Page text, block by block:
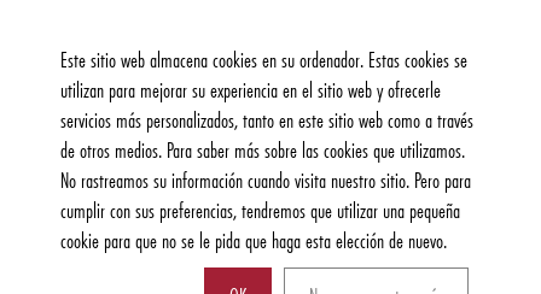
© 2026, Burg Machinefabriek B.V. | Todos los derechos reservados |
| Sitio web:AM Creatie
Este sitio web almacena cookies en su ordenador. Estas cookies se
utilizan para mejorar su experiencia en el sitio web y ofrecerle
servicios más personalizados, tanto en este sitio web como a través
de otros medios. Para saber más sobre las cookies que utilizamos.
No rastreamos su información cuando visita nuestro sitio. Pero para
cumplir con sus preferencias, tendremos que utilizar una pequeña
cookie para que no se le pida que haga esta elección de nuevo.